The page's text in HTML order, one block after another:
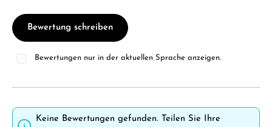
Bewertung schreiben
Bewertungen nur in der aktuellen Sprache anzeigen.
Keine Bewertungen gefunden. Teilen Sie Ihre